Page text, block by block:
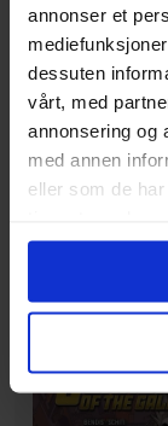
annonser et
dessuten
vårt, med
annonsering og
med annen
eller som de
Guardians of
New Guard Vol. 2
Brian Michael
Guardians of the
Hardcover ·
251,10 Medlem